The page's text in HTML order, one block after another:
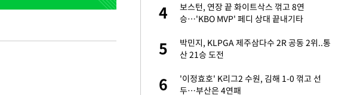
[속보]이 대통령 "부동산 공급 기존 사고방식
이 대통령, 6시간 부동산 회의서 공급 논
4
보스턴, 연장 끝 화이트삭스 꺾고 8연
승…'KBO MVP' 페디 상대 끝내기타
5
박민지, KLPGA 제주삼다수 2R 공동 2위..통
산 21승 도전
6
'이정효호' K리그2 수원, 김해 1-0 꺾고 선
두…부산은 4연패